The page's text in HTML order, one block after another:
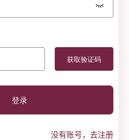
登录
没有账号，去注册